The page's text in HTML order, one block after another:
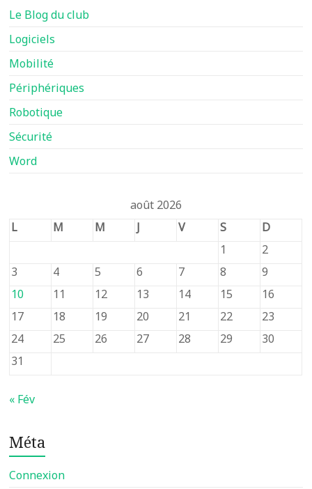
Le Blog du club
Logiciels
Mobilité
Périphériques
Robotique
Sécurité
Word
août 2026
L
M M J V S
D
1
2
3
4 5 6 7 8
9
10
11 12 13 14 15
16
17
18 19 20 21 22
23
24
25 26 27 28 29
30
31
« Fév
Méta
Connexion